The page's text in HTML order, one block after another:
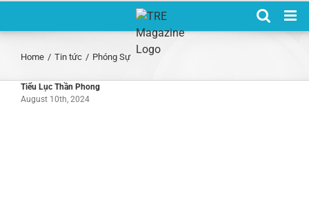
Home / Tin tức / Phóng Sự
Tiểu Lục Thần Phong
August 10th, 2024